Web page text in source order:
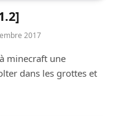
2017
minecraft une
dans les grottes et